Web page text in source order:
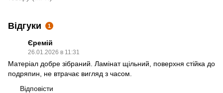
Відгуки 1
Єремій
26.01.2026 в 11:31
Матеріал добре зібраний. Ламінат щільний, поверхня стійка до
подряпин, не втрачає вигляд з часом.
Відповісти